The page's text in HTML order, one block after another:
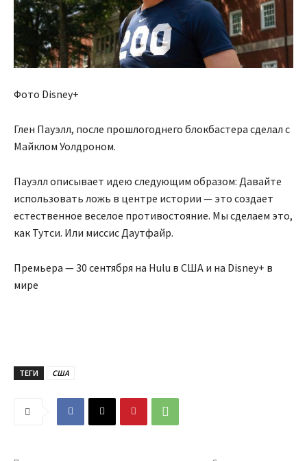
Фото Disney+
Глен Пауэлл, после прошлогоднего блокбастера сделал с
Майклом Уолдроном.
Пауэлл описывает идею следующим образом: Давайте
использовать ложь в центре истории — это создает
естественное веселое противостояние. Мы сделаем это,
как Тутси. Или миссис Даутфайр.
Премьера — 30 сентября на Hulu в США и на Disney+ в
мире
ТЕГИ США